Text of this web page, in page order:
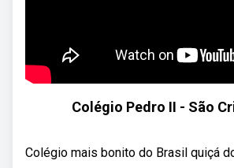
Colégio Pedro II - São
Colégio mais bonito do Brasil quiçá